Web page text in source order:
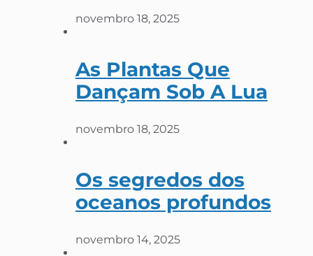
novembro 18, 2025
As Plantas Que
Dançam Sob A Lua
novembro 18, 2025
Os segredos dos
oceanos profundos
novembro 14, 2025